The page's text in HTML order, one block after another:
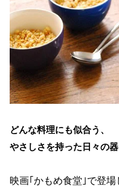
どんな料理にも似合う、
やさしさを持った日々の器
映画｢かもめ食堂｣で登場